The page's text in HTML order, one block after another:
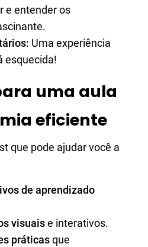
e entender os
Uma experiência
esquecida!
uma aula
eficiente
que pode ajudar você a
de aprendizado
visuaise interativos.
práticasque